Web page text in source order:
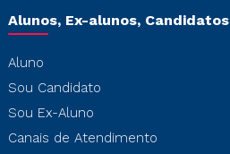
Alunos, Ex-alunos, Candidatos
Aluno
Sou Candidato
Sou Ex-Aluno
Canais de Atendimento